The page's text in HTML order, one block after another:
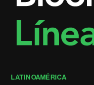
LATINOAMÉRICA